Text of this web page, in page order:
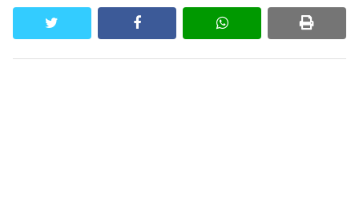
facebook whatsapp print